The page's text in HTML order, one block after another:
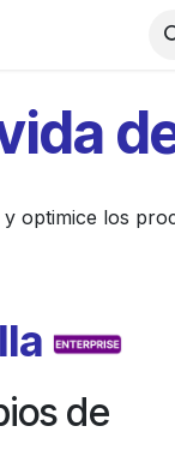
Sobre
optimice los
de